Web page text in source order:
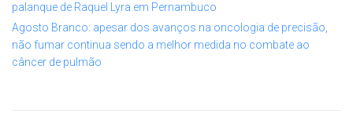
palanque de Raquel Lyra em Pernambuco
Agosto Branco: apesar dos avanços na oncologia de precisão,
não fumar continua sendo a melhor medida no combate ao
câncer de pulmão